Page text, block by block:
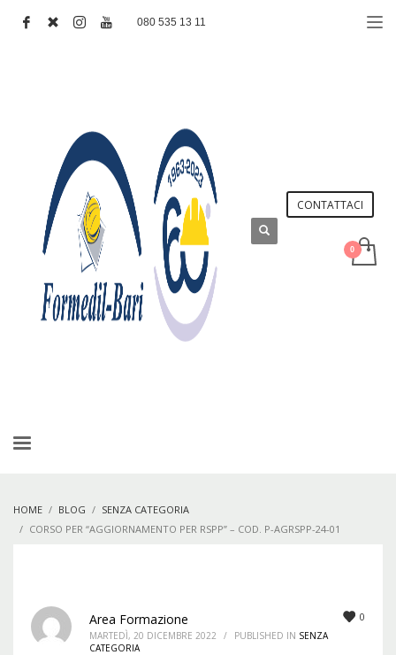
080 535 13 11
CONTATTACI
HOME BLOG
SENZA CATEGORIA
CORSO PER “AGGIORNAMENTO PER RSPP” – COD. P-AGRSPP-24-01
0
Area Formazione
MARTEDÌ, 20 DICEMBRE 2022 / PUBLISHED IN SENZA
CATEGORIA